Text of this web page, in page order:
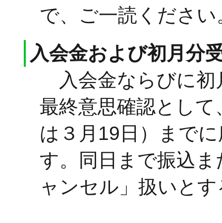
で、ご一読ください
入会金および初月分
入会金ならびに初
最終意思確認とし
は３月19日）まで
す。同日まで振込
ャンセル」扱いと